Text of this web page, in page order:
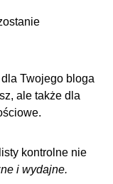
Twojego bloga
ale także dla
.
kontrolne nie
i wydajne.